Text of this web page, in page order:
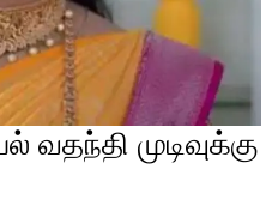
வதந்தி முடிவுக்கு